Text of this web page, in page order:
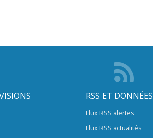
RSS ET DONNÉES
Flux RSS alertes
Flux RSS actualités